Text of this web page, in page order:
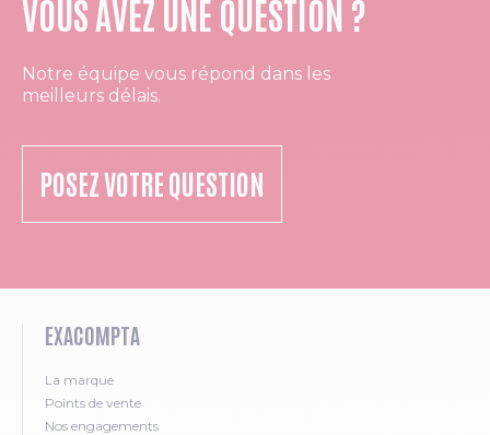
VOUS AVEZ UNE QUESTION ?
Notre équipe vous répond dans les
meilleurs délais.
POSEZ VOTRE QUESTION
EXACOMPTA
La marque
Points de vente
Nos engagements